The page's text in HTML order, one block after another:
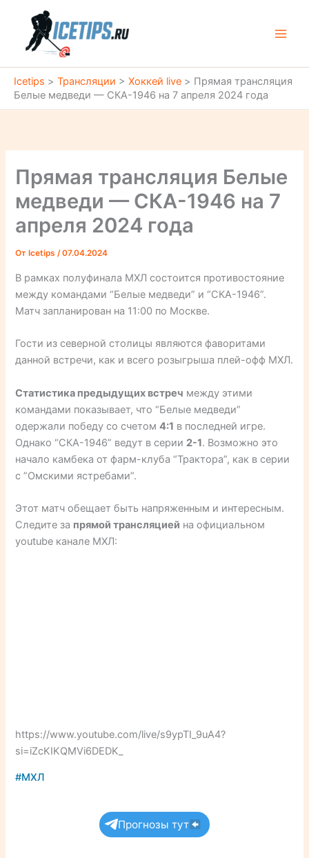
содержимому
Icetips > Трансляции > Хоккей live > Прямая трансляция
Белые медведи — СКА-1946 на 7 апреля 2024 года
Прямая трансляция Белые
медведи — СКА-1946 на 7
апреля 2024 года
От Icetips/07.04.2024
В рамках полуфинала МХЛ состоится противостояние
между командами “Белые медведи” и “СКА-1946”.
Матч запланирован на 11:00 по Москве.
Гости из северной столицы являются фаворитами
данной встречи, как и всего розыгрыша плей-офф МХЛ.
Статистика предыдущих встреч между этими
командами показывает, что “Белые медведи”
одержали победу со счетом4:1 в последней игре.
Однако “СКА-1946” ведут в серии 2-1. Возможно это
начало камбека от фарм-клуба “Трактора”, как в серии
с ”Омскими ястребами”.
Этот матч обещает быть напряженным и интересным.
Следите за прямой трансляцией на официальном
youtube канале МХЛ:
https://www.youtube.com/live/s9ypTI_9uA4?
si=iZcKIKQMVi6DEDK_
#МХЛ
Прогнозы тут